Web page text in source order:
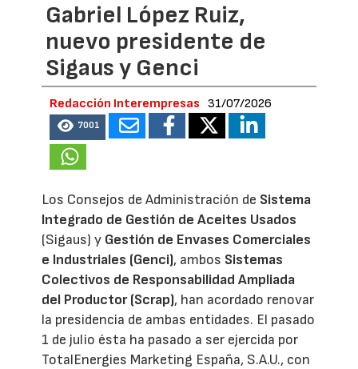
Gabriel López Ruiz,
nuevo presidente de
Sigaus y Genci
Redacción Interempresas 31/07/2026
7001
Los Consejos de Administración de Sistema
Integrado de Gestión de Aceites Usados
(Sigaus) y Gestión de Envases Comerciales
e Industriales (Genci), ambos Sistemas
Colectivos de Responsabilidad Ampliada
del Productor (Scrap), han acordado renovar
la presidencia de ambas entidades. El pasado
1 de julio ésta ha pasado a ser ejercida por
TotalEnergies Marketing España, S.A.U., con